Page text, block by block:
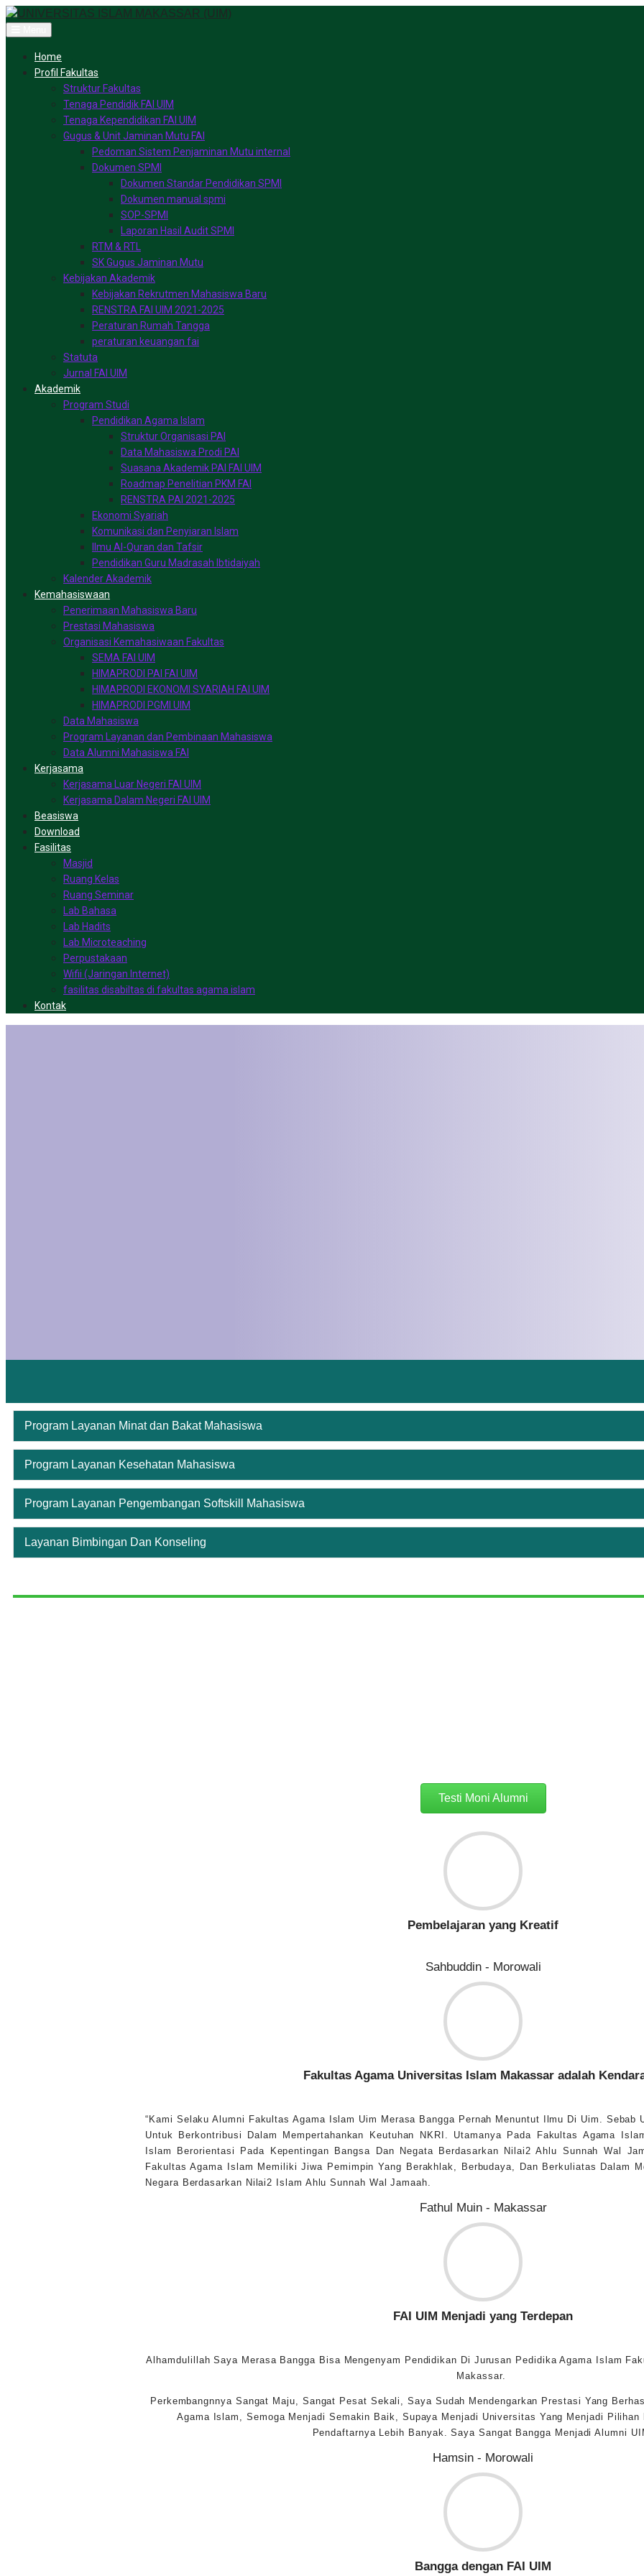
Skip to content
Home
Profil Fakultas
Struktur Fakultas
Tenaga Pendidik FAI UIM
Tenaga Kependidikan FAI UIM
Gugus & Unit Jaminan Mutu FAI
Pedoman Sistem Penjaminan Mutu internal
Dokumen SPMI
Dokumen Standar Pendidikan SPMI
Dokumen manual spmi
SOP-SPMI
Laporan Hasil Audit SPMI
RTM & RTL
SK Gugus Jaminan Mutu
Kebijakan Akademik
Kebijakan Rekrutmen Mahasiswa Baru
RENSTRA FAI UIM 2021-2025
Peraturan Rumah Tangga
peraturan keuangan fai
Statuta
Jurnal FAI UIM
Akademik
Program Studi
Pendidikan Agama Islam
Struktur Organisasi PAI
Data Mahasiswa Prodi PAI
Suasana Akademik PAI FAI UIM
Roadmap Penelitian PKM FAI
RENSTRA PAI 2021-2025
Ekonomi Syariah
Komunikasi dan Penyiaran Islam
Ilmu Al-Quran dan Tafsir
Pendidikan Guru Madrasah Ibtidaiyah
Kalender Akademik
Kemahasiswaan
Penerimaan Mahasiswa Baru
Prestasi Mahasiswa
Organisasi Kemahasiwaan Fakultas
SEMA FAI UIM
HIMAPRODI PAI FAI UIM
HIMAPRODI EKONOMI SYARIAH FAI UIM
HIMAPRODI PGMI UIM
Data Mahasiswa
Program Layanan dan Pembinaan Mahasiswa
Data Alumni Mahasiswa FAI
Kerjasama
Kerjasama Luar Negeri FAI UIM
Kerjasama Dalam Negeri FAI UIM
Beasiswa
Download
Fasilitas
Masjid
Ruang Kelas
Ruang Seminar
Lab Bahasa
Lab Hadits
Lab Microteaching
Perpustakaan
Wifii (Jaringan Internet)
fasilitas disabiltas di fakultas agama islam
Kontak
Program Layanan Minat dan Bakat Mahasiswa
Program Layanan Kesehatan Mahasiswa
Program Layanan Pengembangan Softskill Mahasiswa
Layanan Bimbingan Dan Konseling
Testi Moni Alumni
Pembelajaran yang Kreatif
Sahbuddin - Morowali
Fakultas Agama Universitas Islam Makassar adalah
“Kami Selaku Alumni Fakultas Agama Islam Uim Merasa Bangga Pernah Menuntut Ilmu Di Uim. Sebab
Untuk Berkontribusi Dalam Mempertahankan Keutuhan NKRI. Utamanya Pada Fakultas Agama
Islam Berorientasi Pada Kepentingan Bangsa Dan Negata Berdasarkan Nilai2 Ahlu Sunnah Wal
Fakultas Agama Islam Memiliki Jiwa Pemimpin Yang Berakhlak, Berbudaya, Dan Berkuliatas Dalam
Negara Berdasarkan Nilai2 Islam Ahlu Sunnah Wal Jamaah.
Fathul Muin - Makassar
FAI UIM Menjadi yang Terdepan
Alhamdulillah Saya Merasa Bangga Bisa Mengenyam Pendidikan Di Jurusan Pedidika Agama Islam
Makassar.
Perkembangnnya Sangat Maju, Sangat Pesat Sekali, Saya Sudah Mendengarkan Prestasi Yang
Agama Islam, Semoga Menjadi Semakin Baik, Supaya Menjadi Universitas Yang Menjadi
Pendaftarnya Lebih Banyak. Saya Sangat Bangga Menjadi Alumni
Hamsin - Morowali
Bangga dengan FAI UIM